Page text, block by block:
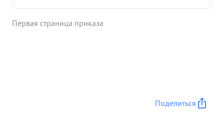
оперативно много помогал частям в их боевой
Первая страница приказа
Поделиться